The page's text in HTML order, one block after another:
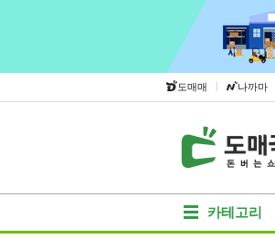
도매매 | 나까마
카테고리